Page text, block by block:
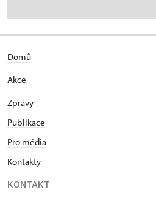
Domů
Akce
Zprávy
Publikace
Pro média
Kontakty
KONTAKT